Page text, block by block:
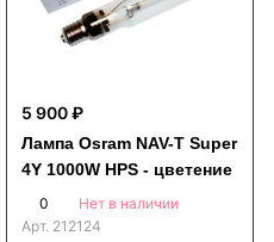
5 900 ₽
Лампа Osram NAV-T Super
4Y 1000W HPS - цветение
0
Нет в наличии
Арт. 212124